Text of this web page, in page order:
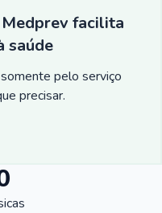
Medprev facilita
saúde
pelo serviço
precisar.